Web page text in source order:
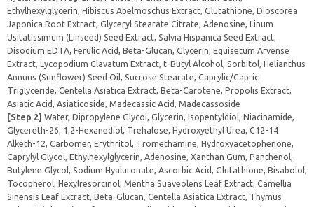
Ethylhexylglycerin, Hibiscus Abelmoschus Extract, Glutathione, Dioscorea
Japonica Root Extract, Glyceryl Stearate Citrate, Adenosine, Linum
Usitatissimum (Linseed) Seed Extract, Salvia Hispanica Seed Extract,
Disodium EDTA, Ferulic Acid, Beta-Glucan, Glycerin, Equisetum Arvense
Extract, Lycopodium Clavatum Extract, t-Butyl Alcohol, Sorbitol, Helianthus
Annuus (Sunflower) Seed Oil, Sucrose Stearate, Caprylic/Capric
Triglyceride, Centella Asiatica Extract, Beta-Carotene, Propolis Extract,
Asiatic Acid, Asiaticoside, Madecassic Acid, Madecassoside
[Step 2] Water, Dipropylene Glycol, Glycerin, Isopentyldiol, Niacinamide,
Glycereth-26, 1,2-Hexanediol, Trehalose, Hydroxyethyl Urea, C12-14
Alketh-12, Carbomer, Erythritol, Tromethamine, Hydroxyacetophenone,
Caprylyl Glycol, Ethylhexylglycerin, Adenosine, Xanthan Gum, Panthenol,
Butylene Glycol, Sodium Hyaluronate, Ascorbic Acid, Glutathione, Bisabolol,
Tocopherol, Hexylresorcinol, Mentha Suaveolens Leaf Extract, Camellia
Sinensis Leaf Extract, Beta-Glucan, Centella Asiatica Extract, Thymus